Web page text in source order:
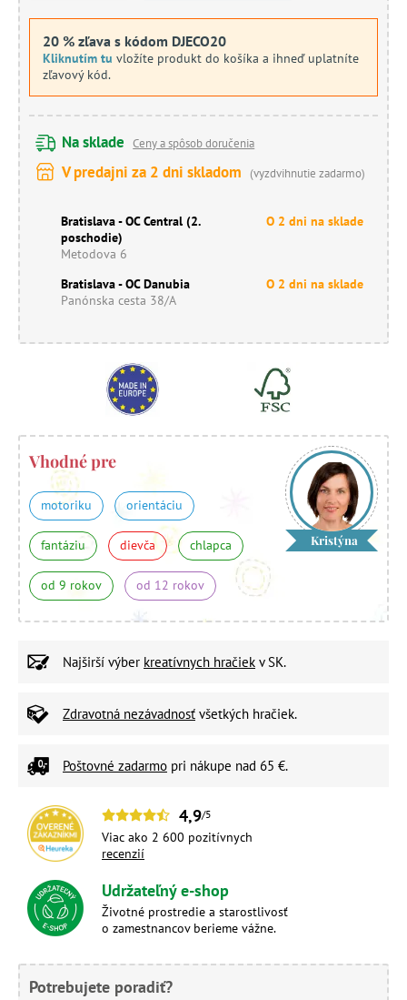
20 % zľava s kódom DJECO20
Kliknutím tu vložíte produkt do košíka a ihneď uplatníte
zľavový kód.
Na sklade Ceny a spôsob doručenia
V predajni za 2 dni skladom (vyzdvihnutie zadarmo)
Bratislava - OC Central (2.
poschodie)
Metodova 6
O 2 dni na sklade
Bratislava - OC Danubia
Panónska cesta 38/A
O 2 dni na sklade
Vhodné pre
motoriku orientáciu
fantáziu dievča chlapca
od 9 rokov od 12 rokov
Kristýna
Najširší výber kreatívnych hračiek v SK.
Zdravotná nezávadnosť všetkých hračiek.
Poštovné zadarmo pri nákupe nad 65 €.
4,9/5
Viac ako 2 600 pozitívnych
recenzií
Udržateľný e-shop
Životné prostredie a starostlivosť
o zamestnancov berieme vážne.
Potrebujete poradiť?